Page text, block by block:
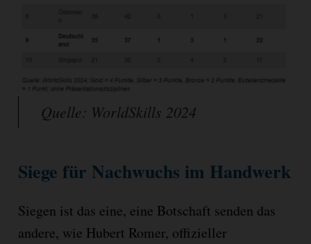
Quelle: WorldSkills 2024
Siege für Nachwuchs im Handwerk
Siegen ist das eine, eine Botschaft senden das
andere, wie Hubert Romer, offizieller